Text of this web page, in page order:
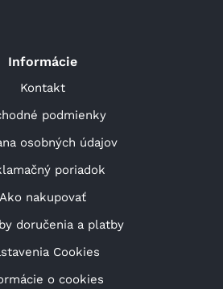
Informácie
Kontakt
podmienky
osobných údajov
poriadok
Ako nakupovať
doručenia a platby
Cookies
o cookies